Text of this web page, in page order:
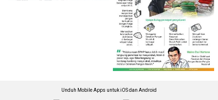
Unduh Mobile Apps untuk iOS dan Android